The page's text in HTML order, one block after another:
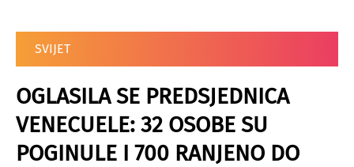
SVIJET
OGLASILA SE PREDSJEDNICA
VENECUELE: 32 OSOBE SU
POGINULE I 700 RANJENO DO